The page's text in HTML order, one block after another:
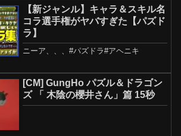
【新ジャンル】キャラ＆スキル名
コラ選手権がヤバすぎた【パズド
ラ】
ニーア、、、#パズドラ#アヘニキ
[CM] GungHo パズル＆ドラゴン
ズ 「 木陰の櫻井さん」篇 15秒